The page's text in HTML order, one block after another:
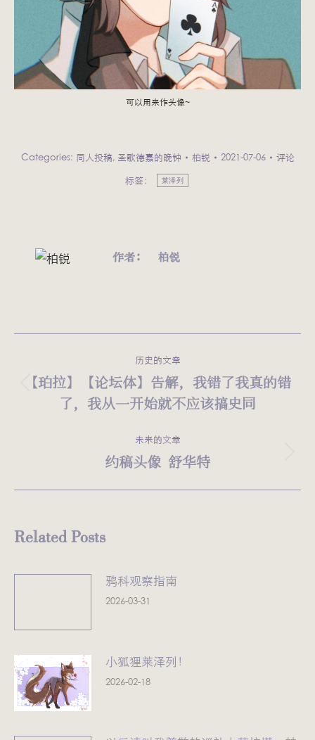
可以用来作头像~
Categories: 同人投稿, 圣歌德嘉的晚钟 柏锐 2021-07-06
评论
标签：
莱泽列
作者： 柏锐
章
历史的文章
历
史
文
章：
【珀拉】【论坛体】告解，我错了我真的错
了，我从一开始就不应该搞史同
未来的文章
未
约稿头像 舒华特
Related Posts
鸦科观察指南
2026-03-31
小狐狸莱泽列！
2026-02-18